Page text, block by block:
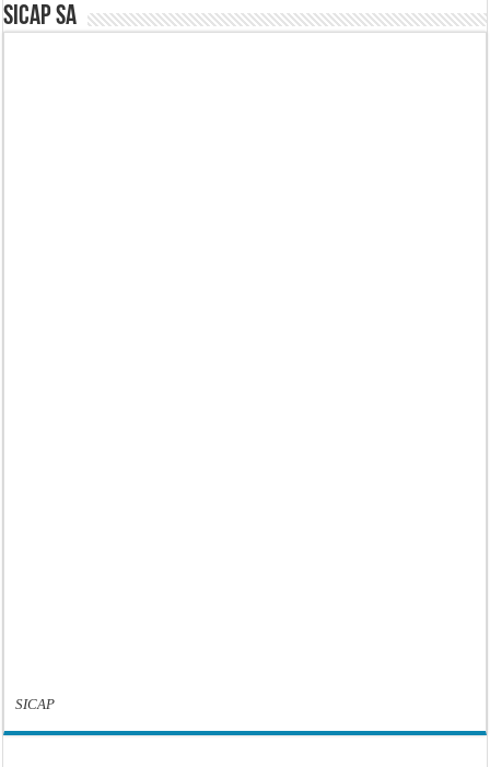
SICAP SA
SICAP